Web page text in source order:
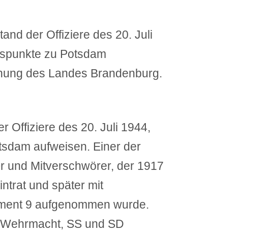
der Offiziere des 20. Juli
zu Potsdam
des Landes Brandenburg.
Offiziere des 20. Juli 1944,
aufweisen. Einer der
und Mitverschwörer, der 1917
und später mit
9 aufgenommen wurde.
SS und SD